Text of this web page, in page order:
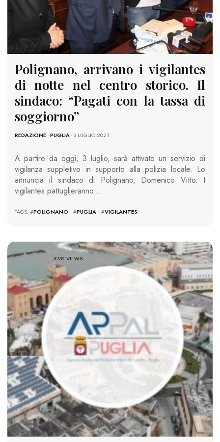
Polignano, arrivano i vigilantes
di notte nel centro storico. Il
sindaco: “Pagati con la tassa di
soggiorno”
REDAZIONE-PUGLIA- 3 LUGLIO 2021
A partire da oggi, 3 luglio, sarà attivato un servizio di
vigilanza suppletivo in supporto alla polizia locale. Lo
annuncia il sindaco di Polignano, Domenico Vitto. I
vigilantes pattuglieranno…
TAGS: #POLIGNANO #PUGLIA #VIGILANTES
3239 VIEWS